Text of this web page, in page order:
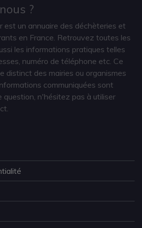
?
est un annuaire des déchèteries et
en France. Retrouvez toutes les
les informations pratiques telles
numéro de téléphone etc. Ce
distinct des mairies ou organismes
communiquées sont
question, n'hésitez pas à utiliser